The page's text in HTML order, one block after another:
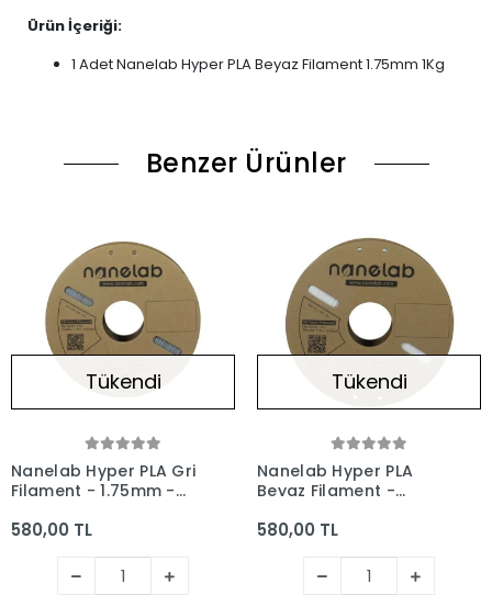
Ürün İçeriği:
1 Adet Nanelab Hyper PLA Beyaz Filament 1.75mm 1Kg
Benzer Ürünler
Tükendi
Nanelab Hyper PLA Gri
Filament - 1.75mm -
580,00 TL
Tükendi
Nanelab Hyper PLA
Beyaz Filament -
580,00 TL